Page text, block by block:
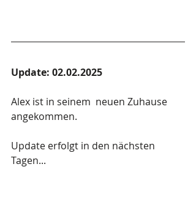
Update: 02.02.2025
Alex ist in seinem  neuen Zuhause
angekommen.
Update erfolgt in den nächsten
Tagen...